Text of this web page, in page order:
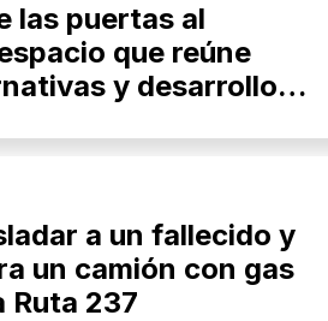
las puertas al
que reúne
y desarrollo
a un fallecido y
un camión con gas
Ruta 237